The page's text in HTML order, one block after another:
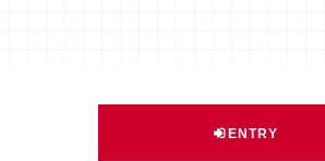
ENTRY